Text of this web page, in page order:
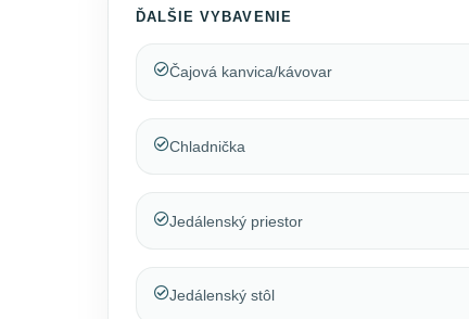
ĎALŠIE VYBAVENIE
Čajová kanvica/kávovar
Chladnička
Jedálenský priestor
Jedálenský stôl